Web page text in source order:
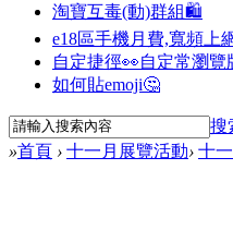
淘寶互毒(動)群組🛍️
e18區手機月費,寬頻上
自定捷徑👀自定常瀏覽
如何貼emoji🤔
搜
»首頁 › 十一月展覽活動› 十